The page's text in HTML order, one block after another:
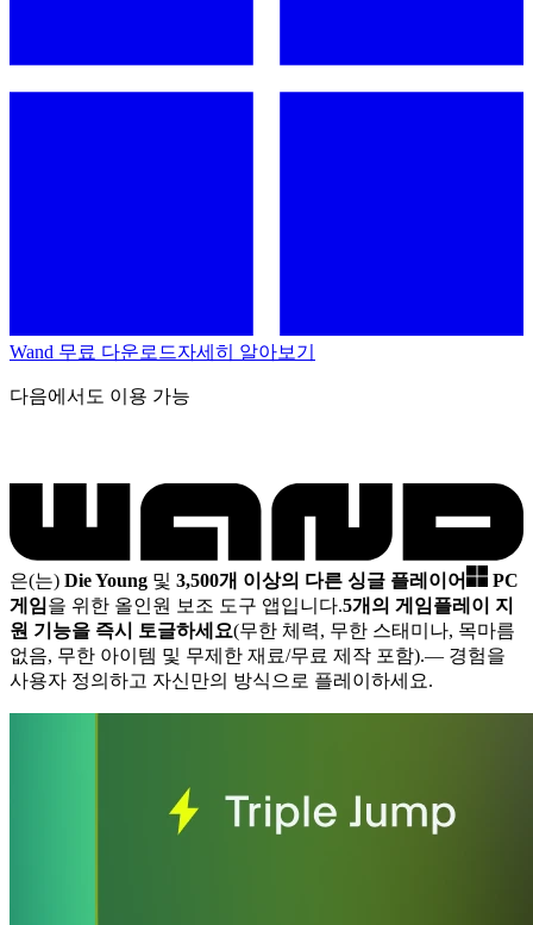
Wand 무료 다운로드자세히 알아보기
다음에서도 이용 가능
은(는) Die Young 및 3,500개 이상의 다른 싱글 플레이어
PC
게임을 위한 올인원 보조 도구 앱입니다.5개의 게임플레이 지
원 기능을 즉시 토글하세요(무한 체력, 무한 스태미나, 목마름
없음, 무한 아이템 및 무제한 재료/무료 제작 포함).— 경험을
사용자 정의하고 자신만의 방식으로 플레이하세요.